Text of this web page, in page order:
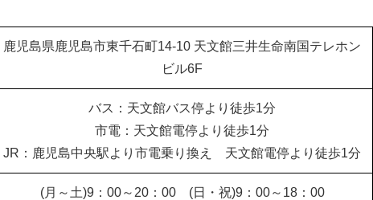
鹿児島県鹿児島市東千石町14-10 天文館三井生命南国テレホン
ビル6F
バス：天文館バス停より徒歩1分
市電：天文館電停より徒歩1分
JR：鹿児島中央駅より市電乗り換え 天文館電停より徒歩1分
(月～土)9：00～20：00 (日・祝)9：00～18：00